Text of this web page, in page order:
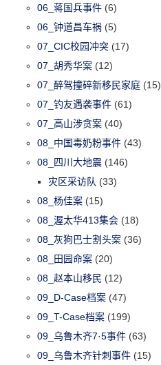
06_蒋国兵事件 (6)
06_钟道昌车祸 (5)
07_CIC校园冲突 (17)
07_胡秀华案 (12)
07_醉驾撞碎新移民家庭 (15)
07_钓友遇袭事件 (61)
07_高山涉贪案 (40)
08_中国毒奶粉事件 (43)
08_四川大地震 (146)
灾区采访队 (33)
08_杨佳案 (15)
08_渥太华413集会 (18)
08_灰狗巴士割头案 (36)
08_田园命案 (20)
08_赵本山移民 (12)
09_D-Case档案 (47)
09_T-Case档案 (199)
09_乌鲁木齐7·5事件 (63)
09_乌鲁木齐针刺事件 (15)